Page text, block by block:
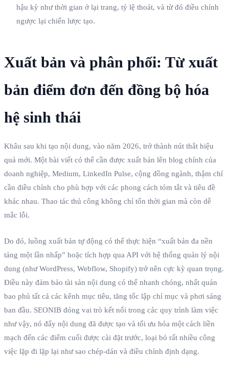
hậu kỳ như thời gian ở lại trang, tỷ lệ thoát, và từ đó điều chỉnh
ngược lại chiến lược tạo.
Xuất bản và phân phối: Từ xuất
bản điểm đơn đến đồng bộ hóa
hệ sinh thái
Khâu sau khi tạo nội dung, vào năm 2026, trở thành nút thắt hiệu
quả mới. Một bài viết có thể cần được xuất bản lên blog chính của
doanh nghiệp, Medium, LinkedIn Pulse, cộng đồng ngành, thậm chí
cần điều chỉnh cho phù hợp với các phong cách tóm tắt và tiêu đề
khác nhau. Thao tác thủ công không chỉ tốn thời gian mà còn dễ
mắc lỗi.
Do đó, luồng xuất bản tự động có thể thực hiện “xuất bản đa nền
tảng một lần nhấp” hoặc tích hợp qua API với hệ thống quản lý nội
dung (như WordPress, Webflow, Shopify) trở nên cực kỳ quan trọng.
Điều này đảm bảo tài sản nội dung có thể nhanh chóng, nhất quán
bao phủ tất cả các kênh mục tiêu, tăng tốc lập chỉ mục và phơi sáng
ban đầu. SEONIB đóng vai trò kết nối trong các quy trình làm việc
như vậy, nó đẩy nội dung đã được tạo và tối ưu hóa một cách liền
mạch đến các điểm cuối được cài đặt trước, loại bỏ rất nhiều công
việc lặp đi lặp lại như sao chép-dán và điều chỉnh định dạng.